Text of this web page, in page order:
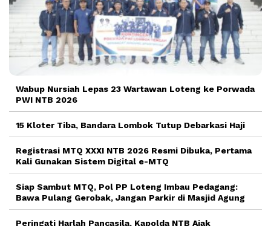
Wabup Nursiah Lepas 23 Wartawan Loteng ke Porwada
PWI NTB 2026
15 Kloter Tiba, Bandara Lombok Tutup Debarkasi Haji
Registrasi MTQ XXXI NTB 2026 Resmi Dibuka, Pertama
Kali Gunakan Sistem Digital e-MTQ
Siap Sambut MTQ, Pol PP Loteng Imbau Pedagang:
Bawa Pulang Gerobak, Jangan Parkir di Masjid Agung
Peringati Harlah Pancasila, Kapolda NTB Ajak